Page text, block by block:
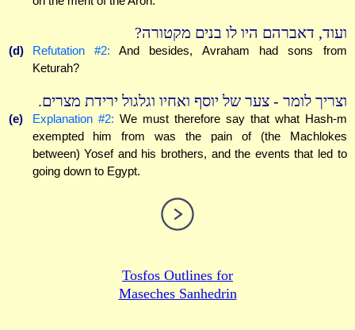
ועוד, דאברהם היו לו בנים מקטורה?
(d) Refutation #2: And besides, Avraham had sons from
Keturah?
וצריך לומר - צער של יוסף ואחיו וגלגול ירידת מצרים.
(e) Explanation #2: We must therefore say that what Hash-m
exempted him from was the pain of (the Machlokes
between) Yosef and his brothers, and the events that led to
going down to Egypt.
Tosfos Outlines for
Maseches Sanhedrin